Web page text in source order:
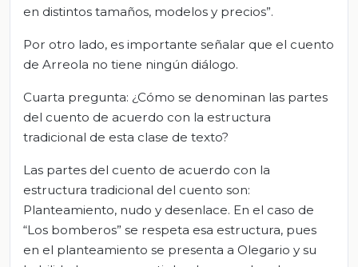
en distintos tamaños, modelos y precios”.
Por otro lado, es importante señalar que el cuento
de Arreola no tiene ningún diálogo.
Cuarta pregunta: ¿Cómo se denominan las partes
del cuento de acuerdo con la estructura
tradicional de esta clase de texto?
Las partes del cuento de acuerdo con la
estructura tradicional del cuento son:
Planteamiento, nudo y desenlace. En el caso de
“Los bomberos” se respeta esa estructura, pues
en el planteamiento se presenta a Olegario y su